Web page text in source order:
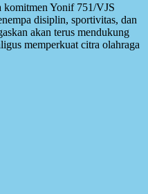
komitmen Yonif 751/VJS
disiplin, sportivitas, dan
akan terus mendukung
memperkuat citra olahraga